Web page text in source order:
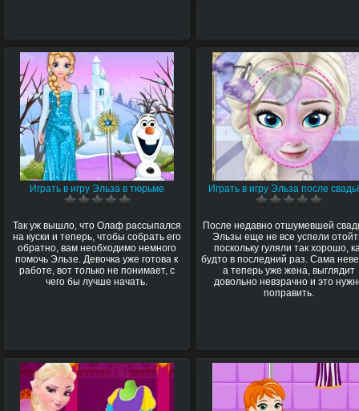
Играть в игру Эльза в тюрьме
Так уж вышло, что Олаф рассыпался
на куски и теперь, чтобы собрать его
обратно, вам необходимо немного
помочь Эльзе. Девочка уже готова к
работе, вот только не понимает, с
чего бы лучше начать.
Играть в игру Эльза после
После недавно отшумевшей
Эльзы еще не все успели
поскольку гуляли так хорошо,
будто в последний раз. Сама
а теперь уже жена, выглядит
довольно невзрачно и это
поправить.